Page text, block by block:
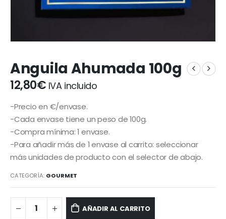
Anguila Ahumada 100g
12,80€ IVA incluido
-Precio en €/envase.
-Cada envase tiene un peso de 100g.
-Compra mínima: 1 envase.
-Para añadir más de 1 envase al carrito: seleccionar
más unidades de producto con el selector de abajo.
CATEGORÍA: GOURMET
AÑADIR AL CARRITO